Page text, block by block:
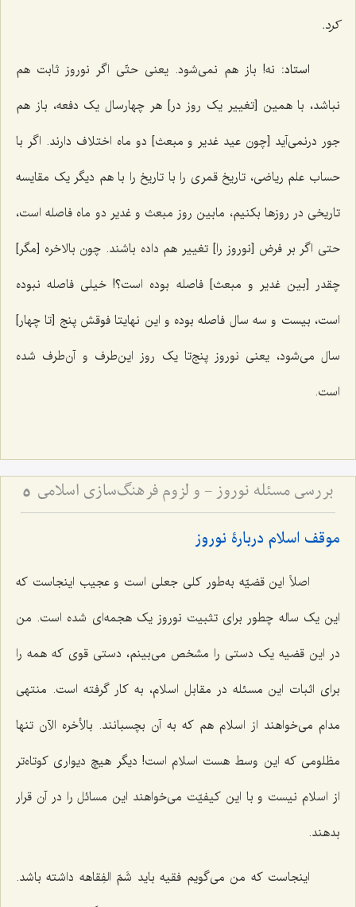
کرد.
استاد: نه! باز هم نمی‌شود. یعنی حتّی اگر نوروز ثابت هم
نباشد، با همین [تغییر یک روز در] هر چهارسال یک دفعه، باز هم
جور درنمی‌آید [چون عید غدیر و مبعث] دو ماه اختلاف دارند. اگر با
حساب علم ریاضی، تاریخ قمری را با تاریخ را با هم دیگر یک مقایسه
تاریخی در روزها بکنیم، مابین روز مبعث و غدیر دو ماه فاصله است،
حتی اگر بر فرض [نوروز را] تغییر هم داده باشند. چون بالاخره [مگر]
چقدر [بین غدیر و مبعث] فاصله بوده است؟! خیلی فاصله نبوده
است، بیست و سه سال فاصله بوده و این نهایتا فوقش پنج [تا چهار]
سال می‌شود، یعنی نوروز پنج‌تا یک روز این‌طرف و آن‌طرف شده
است.
بررسی مسئله نوروز - و لزوم فرهنگ‌سازی اسلامی 5
موقف اسلام دربارۀ نوروز
اصلاً این قضیّه به‌طور کلی جعلی است و عجیب اینجاست که
این یک ساله چطور برای تثبیت نوروز یک هجمه‌ای شده است. من
در این قضیه یک دستی را مشخص می‌بینم، دستی قوی که همه را
برای اثبات این مسئله در مقابل اسلام، به کار گرفته است. منتهی
مدام می‌خواهند از اسلام هم که به آن بچسبانند. بالأخره الآن تنها
مظلومی که این وسط هست اسلام است! دیگر هیچ دیواری کوتاه‌تر
از اسلام نیست و با این کیفیّت می‌خواهند این مسائل را در آن قرار
بدهند.
اینجاست که من می‌گویم فقیه باید شَمّ الفِقاهه داشته باشد.